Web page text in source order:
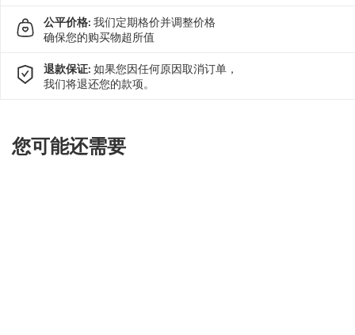
公平价格: 我们定期格价并调整价格
确保您的购买物超所值
退款保证: 如果您因任何原因取消订单，
我们将退还您的款项。
您可能还需要